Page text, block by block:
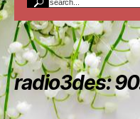
radio3des: